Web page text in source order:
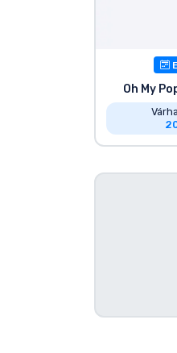
Oh My
Sorozatos cuccok
Filmes cuccok